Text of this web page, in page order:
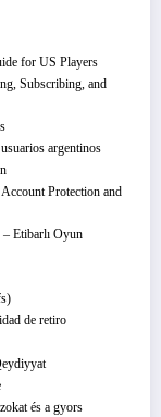
for US Players
Subscribing, and
argentinos
Protection and
Etibarlı Oyun
de retiro
és a gyors